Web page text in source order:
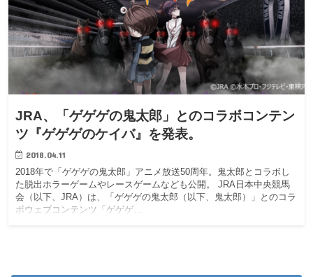
JRA、「ゲゲゲの鬼太郎」とのコラボコンテン
ツ『ゲゲゲのケイバ』を発表。
2018.04.11
2018年で「ゲゲゲの鬼太郎」アニメ放送50周年。鬼太郎とコラボし
た脱出ホラーゲームやレースゲームなども公開。 JRA日本中央競馬
会（以下、JRA）は、「ゲゲゲの鬼太郎（以下、鬼太郎）」とのコラ
ボウェブコンテンツ「ゲゲゲ…